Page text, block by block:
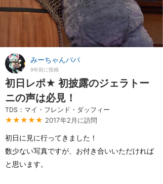
みーちゃんパパ
9年前に投稿
初日レポ★ 初披露のジェラトー
ニの声は必見！
TDS：マイ・フレンド・ダッフィー
★★★★★ 2017年2月に訪問
初日に見に行ってきました！
数少ない写真ですが、お付き合いいただければ
と思います。